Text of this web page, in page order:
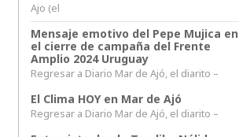
Ajo (el
Mensaje emotivo del Pepe Mujica en
el cierre de campaña del Frente
Amplio 2024 Uruguay
Regresar a Diario Mar de Ajó, el diarito –
El Clima HOY en Mar de Ajó
Regresar a Diario Mar de Ajó, el diarito –